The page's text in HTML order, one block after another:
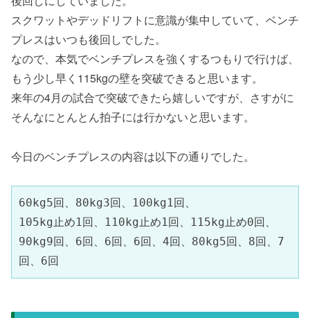
スクワットやデッドリフトに意識が集中していて、ベンチ
プレスはいつも後回しでした。
なので、本気でベンチプレスを強くするつもりで行けば、
もう少し早く115kgの壁を突破できると思います。
来年の4月の試合で突破できたら嬉しいですが、さすがに
そんなにとんとん拍子には行かないと思います。
今日のベンチプレスの内容は以下の通りでした。
60kg5回、80kg3回、100kg1回、
105kg止め1回、110kg止め1回、115kg止め0回、
90kg9回、6回、6回、6回、4回、80kg5回、8回、7
回、6回